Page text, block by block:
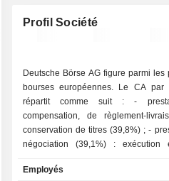
Profil Société
Deutsche Börse AG figure parmi les
bourses européennes. Le CA par
répartit comme suit : - prestations de
compensation, de règlement-
conservation de titres (39,8%) ; - prestations de
négociation (39,1%) : exécution
comptant (actions, obligations,
Employés